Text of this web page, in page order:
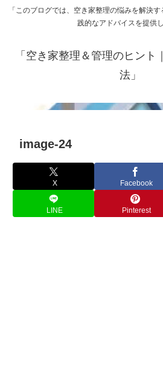
「このブログでは、空き家整理の悩みを解決
践的なアドバイスを提供し
「空き家整理＆管理のヒン
法」
image-24
X Facebook
LINE Pinterest